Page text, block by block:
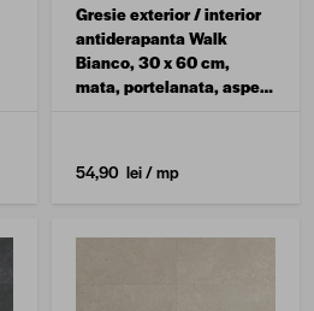
Gresie exterior / interior
antiderapanta Walk
Bianco, 30 x 60 cm,
mata, portelanata, aspect
54,90 lei/ mp